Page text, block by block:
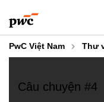
PwC Việt Nam Thư
Câu chuyện #4